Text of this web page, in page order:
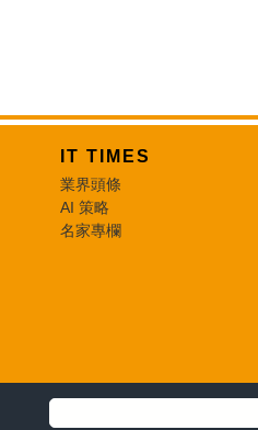
IT TIMES
業界頭條
AI 策略
名家專欄